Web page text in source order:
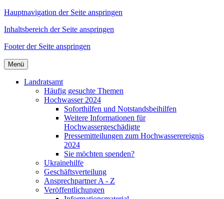
Hauptnavigation der Seite anspringen
Inhaltsbereich der Seite anspringen
Footer der Seite anspringen
Menü
Landratsamt
Häufig gesuchte Themen
Hochwasser 2024
Soforthilfen und Notstandsbeihilfen
Weitere Informationen für
Hochwassergeschädigte
Pressemitteilungen zum Hochwasserereignis
2024
Sie möchten spenden?
Ukrainehilfe
Geschäftsverteilung
Ansprechpartner A - Z
Veröffentlichungen